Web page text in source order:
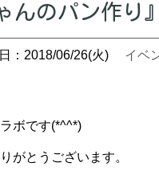
んのパン作
：2018/06/26(火) イベ
ボです(*^^*)
がとうございます。